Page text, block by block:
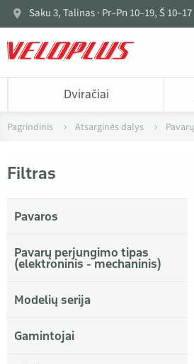
Saku 3, Talinas · Pr–Pn 10–19, Š 10–17
Dviračiai
Pagrindinis Atsarginės dalys
Filtras
Pavaros
Pavarų perjungimo tipas
(elektroninis - mechaninis)
Modelių serija
Gamintojai